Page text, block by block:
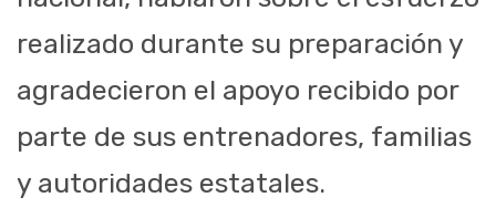
realizado durante su preparación y
agradecieron el apoyo recibido por
parte de sus entrenadores, familias
y autoridades estatales.